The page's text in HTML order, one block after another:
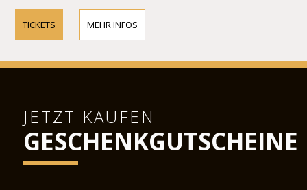
TICKETS MEHR INFOS
JETZT KAUFEN
GESCHENKGUTSCHEINE